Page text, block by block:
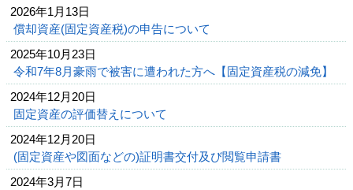
2026年1月13日
償却資産(固定資産税)の申告について
2025年10月23日
令和7年8月豪雨で被害に遭われた方へ【固定資産税の減免】
2024年12月20日
固定資産の評価替えについて
2024年12月20日
(固定資産や図面などの)証明書交付及び閲覧申請書
2024年3月7日